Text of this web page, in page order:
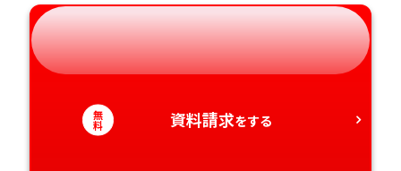
岐阜県
静岡県
愛知県
奈良県
和歌山県
山口県
徳島県
香川県
熊本県
大分県
宮崎県
無
料 資料請求をする